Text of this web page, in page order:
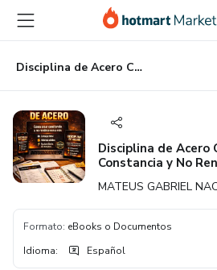
principal
página
de
página
Disciplina de Acero Cómo Crear Constancia y No Rendirse Nunca Más
Disciplina de Acero
Constancia y No
MATEUS GABRIEL
Formato: eBooks o Documentos
Idioma: Español